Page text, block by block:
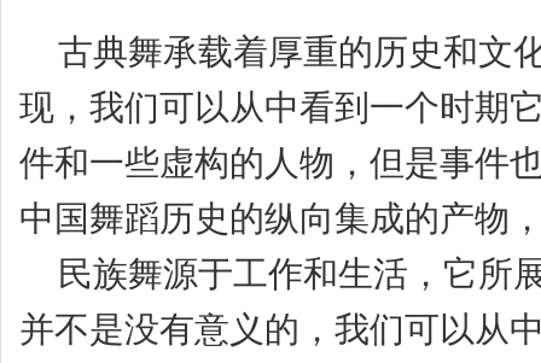
古典舞承载着厚重的历史和文
现，我们可以从中看到一个时期
件和一些虚构的人物，但是事件
中国舞蹈历史的纵向集成的产物
民族舞源于工作和生活，它所
并不是没有意义的，我们可以从